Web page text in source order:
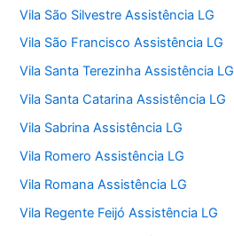
Vila São Silvestre Assistência LG
Vila São Francisco Assistência LG
Vila Santa Terezinha Assistência LG
Vila Santa Catarina Assistência LG
Vila Sabrina Assistência LG
Vila Romero Assistência LG
Vila Romana Assistência LG
Vila Regente Feijó Assistência LG